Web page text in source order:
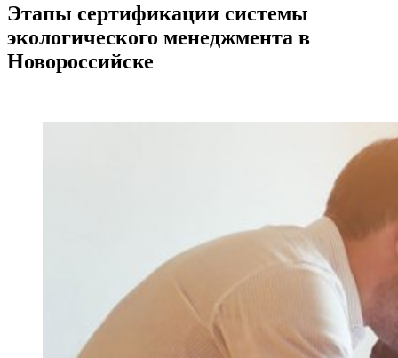
Этапы сертификации системы
экологического менеджмента в
Новороссийске